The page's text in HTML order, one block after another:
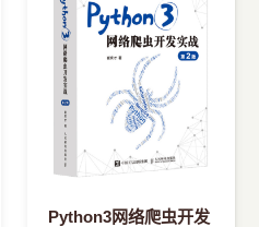
Python3网络爬虫开发